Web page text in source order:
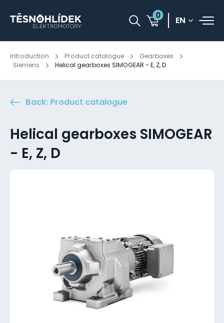
0 EN
Introduction Product catalogue
Gearboxes
Siemens
Helical gearboxes SIMOGEAR - E, Z, D
Back: Product catalogue
Helical gearboxes SIMOGEAR
- E, Z, D